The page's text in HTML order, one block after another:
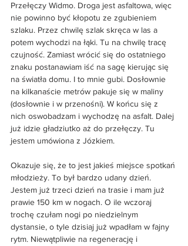
Przełęczy Widmo. Droga jest asfaltowa, więc
nie powinno być kłopotu ze zgubieniem
szlaku. Przez chwilę szlak skręca w las a
potem wychodzi na łąki. Tu na chwilę tracę
czujność. Zamiast wrócić się do ostatniego
znaku postanawiam iść na sagę kierując się
na światła domu. I to mnie gubi. Dosłownie
na kilkanaście metrów pakuje się w maliny
(dosłownie i w przenośni). W końcu się z
nich oswobadzam i wychodzę na asfalt. Dalej
już idzie gładziutko aż do przełęczy. Tu
jestem umówiona z Józkiem.
Okazuje się, że to jest jakieś miejsce spotkań
młodzieży. To był bardzo udany dzień.
Jestem już trzeci dzień na trasie i mam już
prawie 150 km w nogach. O ile wczoraj
trochę czułam nogi po niedzielnym
dystansie, o tyle dzisiaj już wpadłam w fajny
rytm. Niewątpliwie na regenerację i